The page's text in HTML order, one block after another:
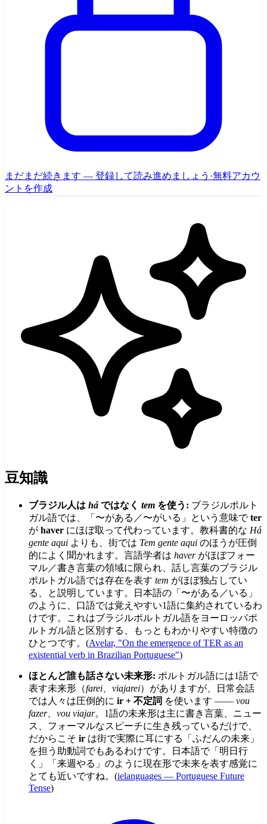
まだまだ続きます — 登録して読み進めましょう ·無料アカウ
ントを作成
豆知識
ブラジル人は há ではなく tem を使う: ブラジルポルト
ガル語では、「〜がある／〜がいる」という意味でter
が haver にほぼ取って代わっています。教科書的な Há
gente aqui よりも、街では Tem gente aqui のほうが圧倒
的によく聞かれます。言語学者は haverがほぼフォー
マル／書き言葉の領域に限られ、話し言葉のブラジル
ポルトガル語では存在を表す tem がほぼ独占してい
る、と説明しています。日本語の「〜がある／いる」
のように、口語では覚えやすい1語に集約されているわ
けです。これはブラジルポルトガル語をヨーロッパポ
ルトガル語と区別する、もっともわかりやすい特徴の
ひとつです。(Avelar, "On the emergence of TER as an
existential verb in Brazilian Portuguese")
ほとんど誰も話さない未来形: ポルトガル語には1語で
表す未来形（farei viajarei）がありますが、日常会話
では人々は圧倒的に ir + 不定詞 を使います —— vou
fazer、 vou viajar。1語の未来形は主に書き言葉、ニュー
ス、フォーマルなスピーチに生き残っているだけで、
だからこそ ir は街で実際に耳にする「ふだんの未来」
を担う助動詞でもあるわけです。日本語で「明日行
く」「来週やる」のように現在形で未来を表す感覚に
とても近いですね。(ielanguages — Portuguese Future
Tense)